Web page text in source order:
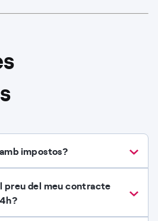
impostos?
preu del meu contracte